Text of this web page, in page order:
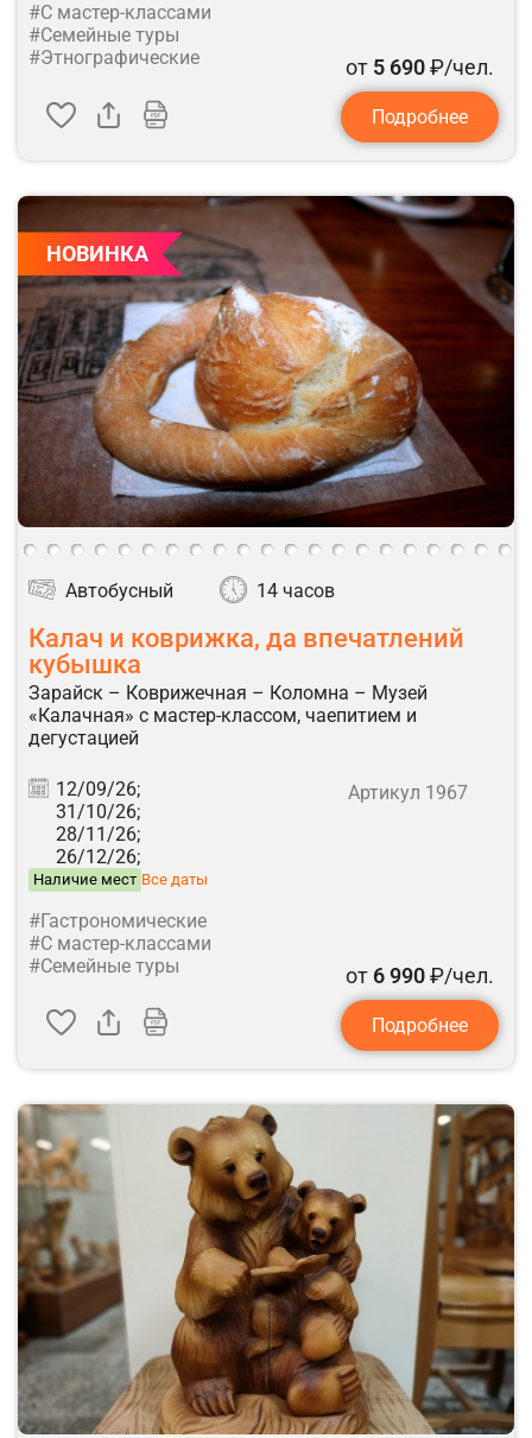
#С мастер-классами
#Семейные туры
#Этнографические
от 5 690₽/чел.
Подробнее
НОВИНКА
Автобусный 14 часов
Калач и коврижка, да впечатлений
кубышка
Зарайск – Коврижечная – Коломна – Музей
«Калачная» с мастер-классом, чаепитием и
дегустацией
12/09/26;
31/10/26;
28/11/26;
26/12/26;
Наличие мест Все даты
Артикул 1967
#Гастрономические
#С мастер-классами
#Семейные туры
от 6 990₽/чел.
Подробнее